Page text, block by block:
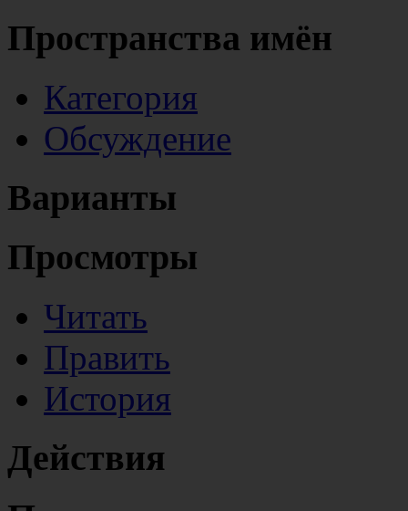
Пространства имён
Категория
Обсуждение
Варианты
Просмотры
Читать
Править
История
Действия